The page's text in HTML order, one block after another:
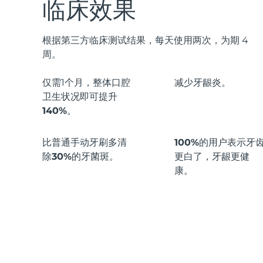
临床效果
根据第三方临床测试结果，每天使用两次，为期 4
周。
仅需1个月，整体口腔
卫生状况即可提升
140%。
减少牙龈炎。
比普通手动牙刷多清
除30%的牙菌斑。
100%的用户表示牙
更白了，牙龈更健
康。